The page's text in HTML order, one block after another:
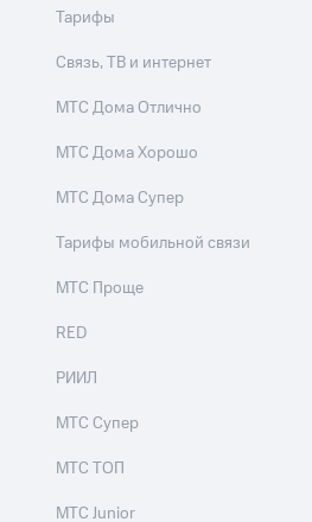
Тарифы
Связь, ТВ и интернет
МТС Дома Отлично
МТС Дома Хорошо
МТС Дома Супер
Тарифы мобильной связи
МТС Проще
RED
РИИЛ
МТС Супер
МТС ТОП
МТС Junior